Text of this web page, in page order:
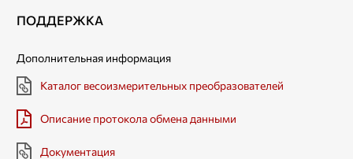
ПОДДЕРЖКА
Дополнительная информация
Каталог весоизмерительных преобразователей
Описание протокола обмена данными
Документация